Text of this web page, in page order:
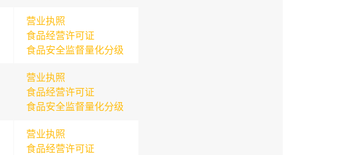
营业执照
食品经营许可证
食品安全监督量化分级
营业执照
食品经营许可证
食品安全监督量化分级
营业执照
食品经营许可证